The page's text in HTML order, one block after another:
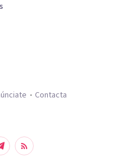
Contacta